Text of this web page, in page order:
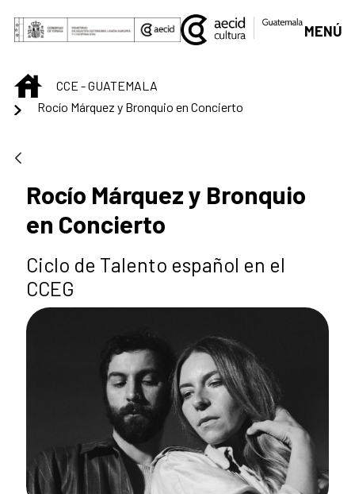
Saltar al contenido principal
MENÚ
INICIOCCE - GUATEMALA
Rocío Márquez y Bronquio en Concierto
Rocío Márquez y Bronquio
en Concierto
Ciclo de Talento español en el
CCEG